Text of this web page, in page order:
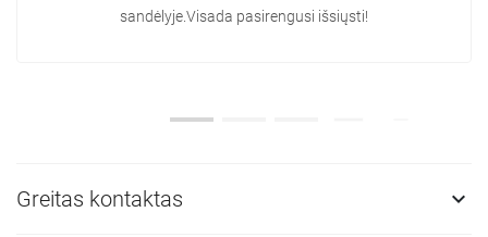
sandėlyje.Visada pasirengusi išsiųsti!
Greitas kontaktas 